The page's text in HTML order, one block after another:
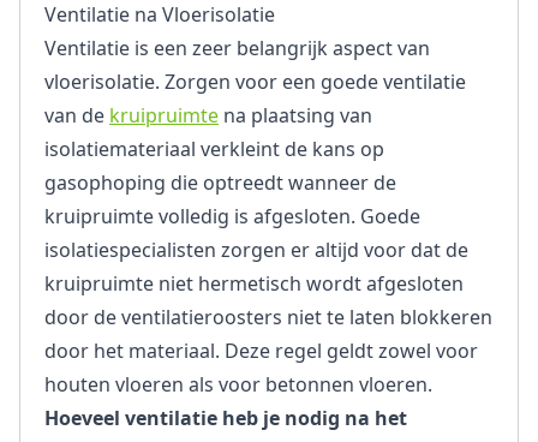
Ventilatie na Vloerisolatie
Ventilatie is een zeer belangrijk aspect van
vloerisolatie. Zorgen voor een goede ventilatie
van de kruipruimte na plaatsing van
isolatiemateriaal verkleint de kans op
gasophoping die optreedt wanneer de
kruipruimte volledig is afgesloten. Goede
isolatiespecialisten zorgen er altijd voor dat de
kruipruimte niet hermetisch wordt afgesloten
door de ventilatieroosters niet te laten blokkeren
door het materiaal. Deze regel geldt zowel voor
houten vloeren als voor betonnen vloeren.
Hoeveel ventilatie heb je nodig na het